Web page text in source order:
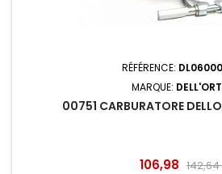
RÉFÉRENCE:
MARQUE:
00751 CARBURATORE
Prix
106,98 Prix
142,64